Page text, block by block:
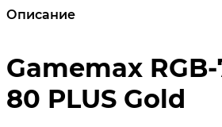
Описание